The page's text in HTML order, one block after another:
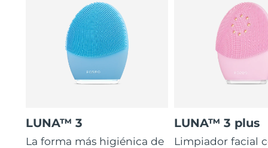
LUNA™ 3
La forma más higiénica de
LUNA™ 3 plus
Limpiador facial